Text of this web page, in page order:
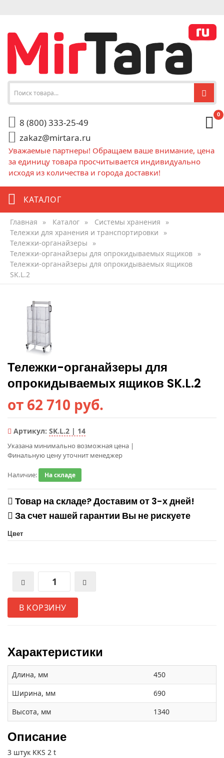
8 (800) 333-25-49
zakaz@mirtara.ru
0
Уважаемые партнеры! Обращаем ваше внимание, цена
за единицу товара просчитывается индивидуально
исходя из количества и города доставки!
КАТАЛОГ
Главная » Каталог » Системы хранения
»
Тележки для хранения и транспортировки
»
Тележки-органайзеры
»
Тележки-органайзеры для опрокидываемых ящиков »
Тележки-органайзеры для опрокидываемых ящиков
SK.L.2
Тележки-органайзеры для
опрокидываемых ящиков SK.L.2
от 62 710 руб.
Артикул: SK.L.2 | 14
Указана минимально возможная цена |
Финальную цену уточнит менеджер
Наличие: На складе
Товар на складе? Доставим от 3-х дней!
За счет нашей гарантии Вы не рискуете
Цвет
В КОРЗИНУ
Характеристики
Длина, мм
450
Ширина, мм
690
Высота, мм
1340
Описание
3 штук KKS 2 t